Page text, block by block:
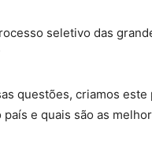
seletivo das
questões, criamos
e quais são as